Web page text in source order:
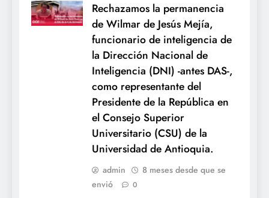
Rechazamos la permanencia
de Wilmar de Jesús Mejía,
funcionario de inteligencia de
la Dirección Nacional de
Inteligencia (DNI) -antes DAS-,
como representante del
Presidente de la República en
el Consejo Superior
Universitario (CSU) de la
Universidad de Antioquia.
admin
8 meses desde que se
envió
0